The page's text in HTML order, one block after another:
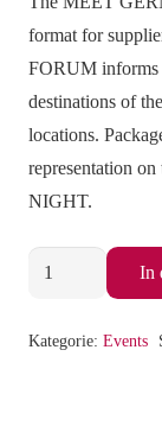
format for
FORUM informs
destinations of
locations.
representation
NIGHT.
SPECIAL
In
Kategorie: Events